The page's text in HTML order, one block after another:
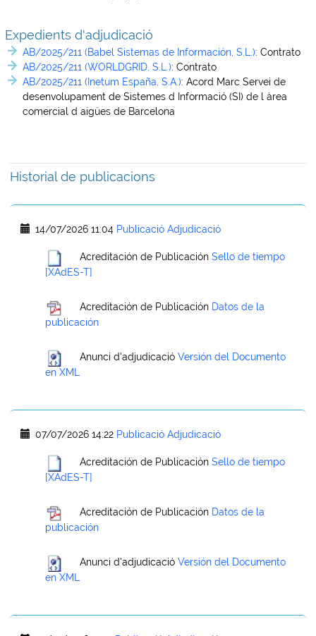
Expedients d'adjudicació
AB/2025/211 (Babel Sistemas de Información, S.L.): Contrato
AB/2025/211 (WORLDGRID, S.L.): Contrato
AB/2025/211 (Inetum España, S.A.): Acord Marc Servei de
desenvolupament de Sistemes d Informació (SI) de l àrea
comercial d aigües de Barcelona
Historial de publicacions
14/07/2026 11:04 Publicació Adjudicació
Acreditación de Publicación Sello de tiempo
[XAdES-T]
Acreditación de Publicación Datos de la
publicación
Anunci d'adjudicació Versión del Documento
en XML
07/07/2026 14:22 Publicació Adjudicació
Acreditación de Publicación Sello de tiempo
[XAdES-T]
Acreditación de Publicación Datos de la
publicación
Anunci d'adjudicació Versión del Documento
en XML